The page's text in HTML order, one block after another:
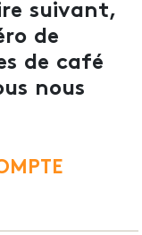
suivant,
de
de café
nous